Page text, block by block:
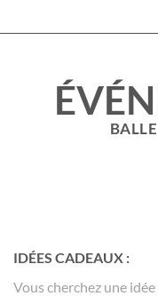
IDÉES CADEAUX :
Vous cherchez une